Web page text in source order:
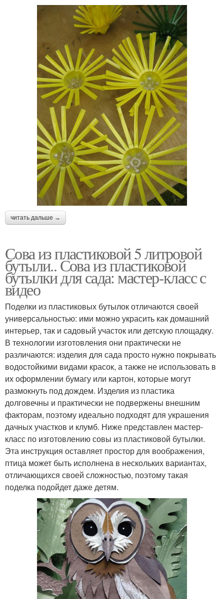
читать дальше →
Сова из пластиковой 5 литровой
бутыли.. Сова из пластиковой
бутылки для сада: мастер-класс с
видео
Поделки из пластиковых бутылок отличаются своей
универсальностью: ими можно украсить как домашний
интерьер, так и садовый участок или детскую площадку.
В технологии изготовления они практически не
различаются: изделия для сада просто нужно покрывать
водостойкими видами красок, а также не использовать в
их оформлении бумагу или картон, которые могут
размокнуть под дождем. Изделия из пластика
долговечны и практически не подвержены внешним
факторам, поэтому идеально подходят для украшения
дачных участков и клумб. Ниже представлен мастер-
класс по изготовлению совы из пластиковой бутылки.
Эта инструкция оставляет простор для воображения,
птица может быть исполнена в нескольких вариантах,
отличающихся своей сложностью, поэтому такая
поделка подойдет даже детям.